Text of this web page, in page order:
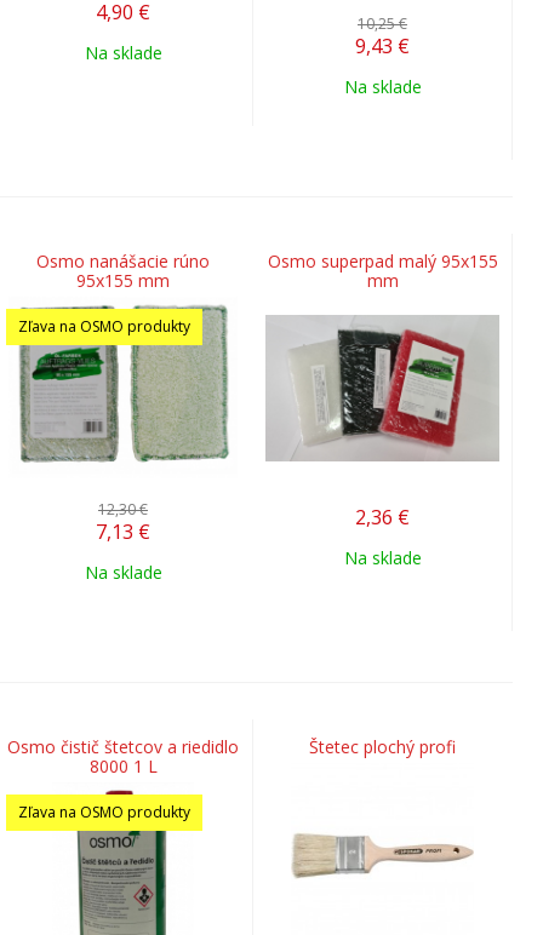
4,90 €
Na sklade
10,25 €
9,43 €
Na sklade
Osmo nanášacie rúno
95x155 mm
Zľava na OSMO produkty
12,30 €
7,13 €
Na sklade
Osmo superpad malý 95x155
mm
2,36 €
Na sklade
Osmo čistič štetcov a riedidlo
8000 1 L
Zľava na OSMO produkty
Štetec plochý profi